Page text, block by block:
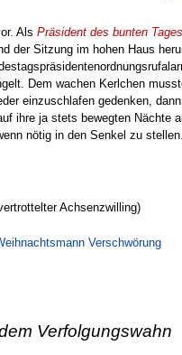
Als Präsident des bunten Tages
der Sitzung im hohen Haus
Dem wachen Kerlchen
einzuschlafen gedenken,
ihre ja stets bewegten Nächte
nötig in den Senkel zu stellen.
Achsenzwilling)
Verschwörung
Verfolgungswahn